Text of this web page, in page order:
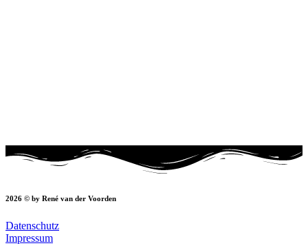
2026 © by René van der Voorden
Datenschutz
Impressum